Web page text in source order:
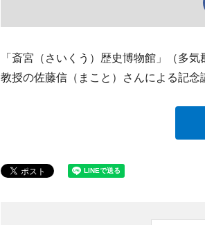
「斎宮（さいくう）歴史博物館」（多
教授の佐藤信（まこと）さんによる記念